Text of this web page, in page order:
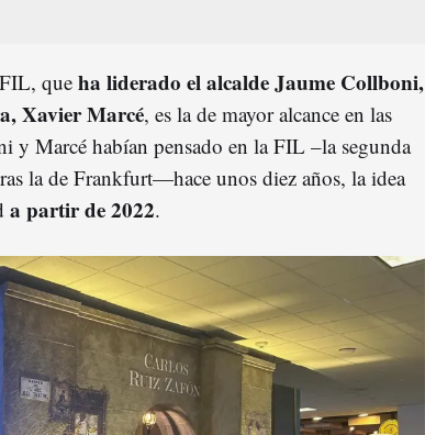
que ha liderado el alcalde Jaume Collboni,
Xavier Marcé, es la de mayor alcance en las
y Marcé habían pensado en la FIL –la segunda
la de Frankfurt—hace unos diez años, la idea
a partir de 2022.